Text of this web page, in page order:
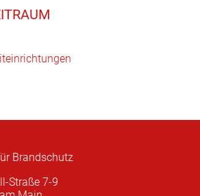
Brandschutz
Straße 7-9